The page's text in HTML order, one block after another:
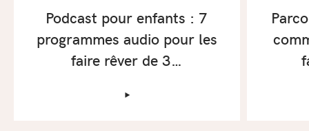
Podcast pour enfants : 7
programmes audio pour les
faire rêver de 3…
‣